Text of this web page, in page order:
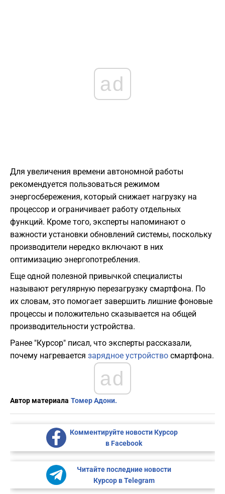
ad
Для увеличения времени автономной работы
рекомендуется пользоваться режимом
энергосбережения, который снижает нагрузку на
процессор и ограничивает работу отдельных
функций. Кроме того, эксперты напоминают о
важности установки обновлений системы, поскольку
производители нередко включают в них
оптимизацию энергопотребления.
Еще одной полезной привычкой специалисты
называют регулярную перезагрузку смартфона. По
их словам, это помогает завершить лишние фоновые
процессы и положительно сказывается на общей
производительности устройства.
Ранее "Курсор" писал, что эксперты рассказали,
почему нагревается зарядное устройство смартфона.
ad
Автор материала Томер Адони.
Комментируйте новости Курсор
в Facebook
Читайте последние новости
Курсор в Telegram